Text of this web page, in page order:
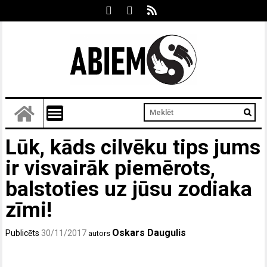
Lūk, kāds cilvēku tips jums
ir visvairāk piemērots,
balstoties uz jūsu zodiaka
zīmi!
Publicēts 30/11/2017 autors Oskars Daugulis